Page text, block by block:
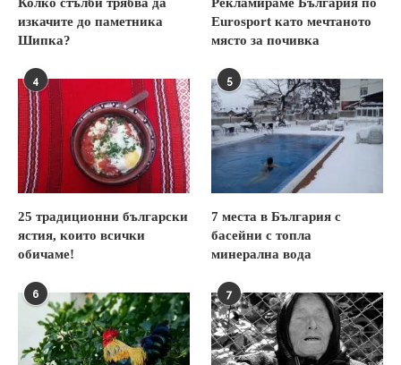
изкачите до паметника
Шипка?
Eurosport като мечтаното
място за почивка
4
25 традиционни български
ястия, които всички
обичаме!
5
7 места в България с
басейни с топла
минерална вода
6 7